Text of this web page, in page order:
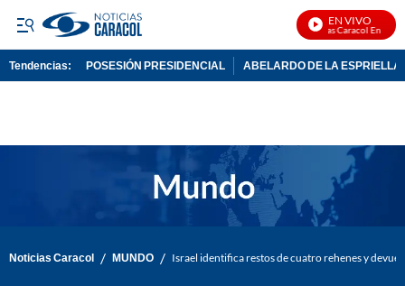
EN VIVO
Noticias Caracol En Vivo
Tendencias: POSESIÓN PRESIDENCIAL ABELARDO DE LA ESPRIELLA
Noticias Caracol / MUNDO / Israel identifica restos de cuatro rehenes y